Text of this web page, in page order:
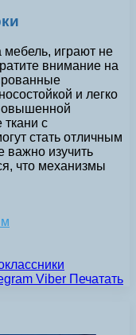
мебель, играют не
внимание на
и легко
с
стать отличным
важно изучить
что механизмы
Viber Печатать